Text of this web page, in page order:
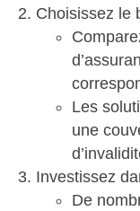
Choisissez le
Les
une
Investissez
De